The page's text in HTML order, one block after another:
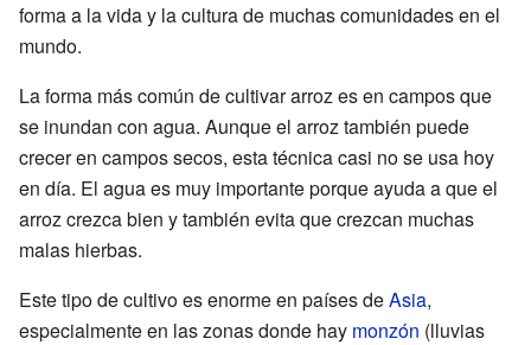
forma a la vida y la cultura de muchas comunidades en el
mundo.
La forma más común de cultivar arroz es en campos que
se inundan con agua. Aunque el arroz también puede
crecer en campos secos, esta técnica casi no se usa hoy
en día. El agua es muy importante porque ayuda a que el
arroz crezca bien y también evita que crezcan muchas
malas hierbas.
Este tipo de cultivo es enorme en países deAsia,
especialmente en las zonas donde hay monzón (lluvias